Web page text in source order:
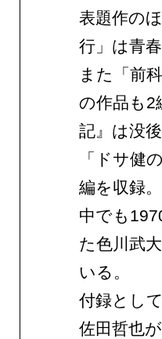
表題作の
行」は青
また「前
の作品も2
記』は没
「ドサ健
編を収録。
中でも
た色川武
いる。
付録とし
佐田哲也